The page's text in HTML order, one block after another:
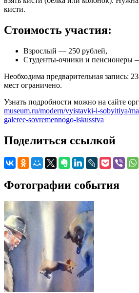
кисти.
Стоимость участия:
Взрослый — 250 рублей,
Студенты-очники и пенсионеры
Необходима предварительная запись:
мест ограничено.
Узнать подробности можно на сайте
museum.ru/modern/vyistavki-i-sobyitiya/
galeree-sovremennogo-iskusstva
Поделиться ссылкой
Фотографии события